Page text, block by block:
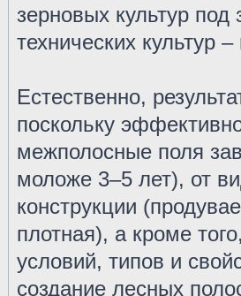
зерновых культур
технических культур
Естественно,
поскольку
межполосные поля
моложе 3–5 лет), от
конструкции
плотная), а кроме
условий, типов и
создание лесных